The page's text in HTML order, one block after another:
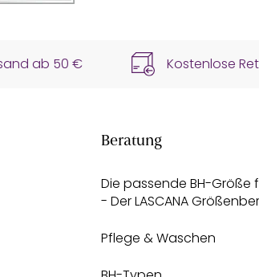
ab 50 € Kostenlose
Beratung
Die passende BH-Größe
- Der LASCANA
Pflege & Waschen